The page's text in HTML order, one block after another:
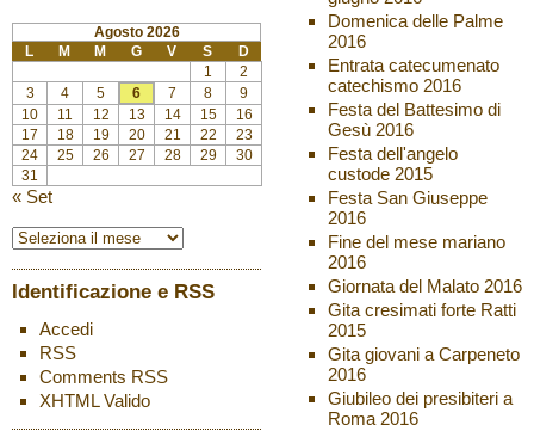
Agosto 2026
L
M M G V S
D
1
2
3
4 5 6 7 8
9
10
11 12 13 14 15
16
17
18 19 20 21 22
23
24
25 26 27 28 29
30
31
« Set
Identificazione e RSS
Accedi
RSS
Comments RSS
XHTMLValido
Domenica delle Palme
2016
Entrata catecumenato
catechismo 2016
Festa del Battesimo di
Gesù 2016
Festa dell'angelo
custode 2015
Festa San Giuseppe
2016
Fine del mese mariano
2016
Giornata del Malato 2016
Gita cresimati forte Ratti
2015
Gita giovani a Carpeneto
2016
Giubileo dei presibiteri a
Roma 2016